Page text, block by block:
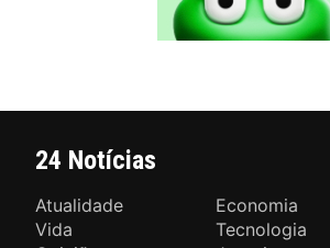
24 Notícias
Atualidade Economia
Vida
Tecnologia